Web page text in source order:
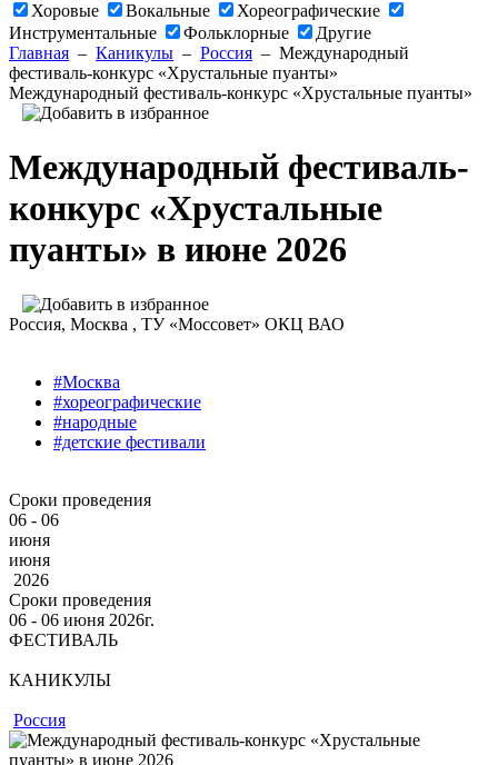
Хоровые
Вокальные
Хореографические
Инструментальные
Фольклорные
Другие
Главная – Каникулы – Россия – Международный
фестиваль-конкурс «Хрустальные пуанты»
Международный фестиваль-конкурс «Хрустальные пуанты»
Международный фестиваль-
конкурс «Хрустальные
пуанты» в июне 2026
Россия, Москва , ТУ «Моссовет» ОКЦ ВАО
#Москва
#хореографические
#народные
#детские фестивали
Сроки проведения
06 - 06
июня
июня
2026
Сроки проведения
06 ‐ 06 июня 2026г.
ФЕСТИВАЛЬ
КАНИКУЛЫ
Россия